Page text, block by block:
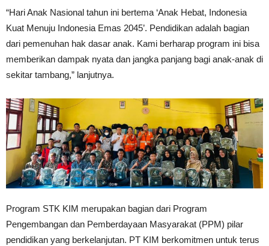
“Hari Anak Nasional tahun ini bertema ‘Anak Hebat, Indonesia
Kuat Menuju Indonesia Emas 2045’. Pendidikan adalah bagian
dari pemenuhan hak dasar anak. Kami berharap program ini bisa
memberikan dampak nyata dan jangka panjang bagi anak-anak di
sekitar tambang,” lanjutnya.
Program STK KIM merupakan bagian dari Program
Pengembangan dan Pemberdayaan Masyarakat (PPM) pilar
pendidikan yang berkelanjutan. PT KIM berkomitmen untuk terus